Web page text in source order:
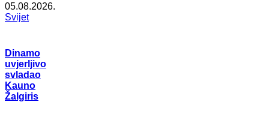
05.08.2026.
Svijet
Dinamo
uvjerljivo
svladao
Kauno
Žalgiris